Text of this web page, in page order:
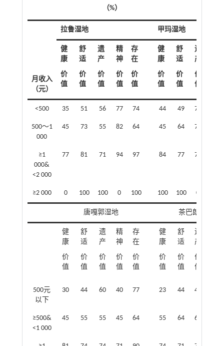
（%）
月收入
（元）
拉鲁湿地 甲玛湿地
健
康
价
值
舒
适
价
值
遗
产
价
值
精
神
价
值
存
在
价
值
健
康
价
值
舒
适
价
值
遗
产
价
值
<500 35 51 56 77 74 44 49 70
500～1
000
45 73 55 82 64 45 64 73
≥1
000&
<2 000
77 81 71 94 97 84 77 71
≥2 000 0 100 100 0 100 100 100 0
唐嘎郭湿地 茶巴朗湿地
健
康
价
值
舒
适
价
值
遗
产
价
值
精
神
价
值
存
在
价
值
健
康
价
值
舒
适
价
值
遗
产
价
值
500元
以下
30 44 60 40 77 23 44 49
≥500&
<1 000
45 55 55 45 64 55 64 64